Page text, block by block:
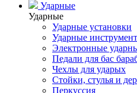
Ударные
Ударные
Ударные установки
Ударные
Электронные
Педали для бас
Чехлы для ударых
Стойки, стулья и
Перкуссия